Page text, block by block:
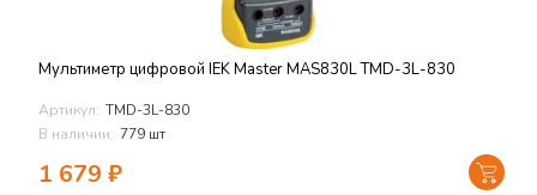
Мультиметр цифровой IEK Master MAS830L TMD-3L-830
Артикул: TMD-3L-830
В наличии: 779 шт
1 679 ₽